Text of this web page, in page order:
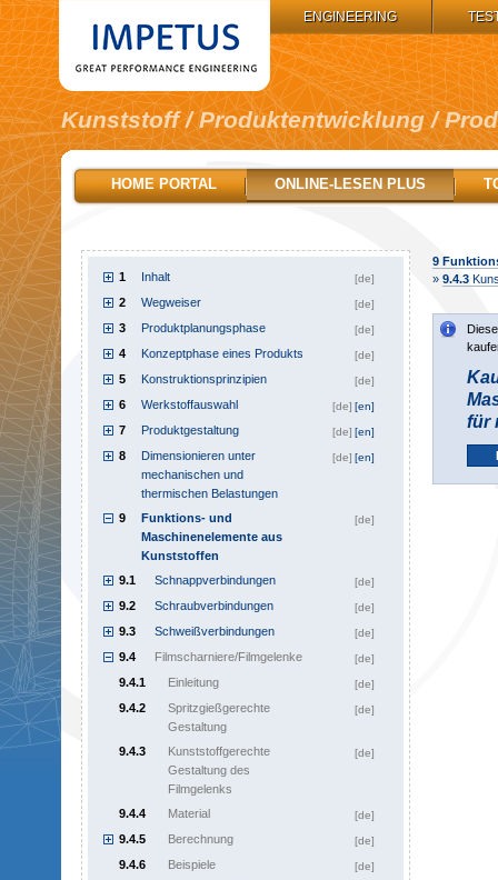
Kunststoff / Produktentwicklung /
9
» 9.4.3
1 Inhalt [de]
2 Wegweiser [de]
3 Produktplanungsphase [de]
4 Konzeptphase eines Produkts [de]
5 Konstruktionsprinzipien [de]
6 Werkstoffauswahl [en]
[de]
7 Produktgestaltung [en]
[de]
8
Dimensionieren unter
mechanischen und
thermischen Belastungen
[en]
[de]
9
Funktions- und
Maschinenelemente aus
Kunststoffen
[de]
9.1 Schnappverbindungen [de]
9.2 Schraubverbindungen [de]
9.3 Schweißverbindungen [de]
9.4 Filmscharniere/Filmgelenke [de]
9.4.1 Einleitung [de]
9.4.2
Spritzgießgerechte
Gestaltung
[de]
9.4.3
Kunststoffgerechte
Gestaltung des
Filmgelenks
[de]
9.4.4 Material [de]
9.4.5 Berechnung [de]
9.4.6 Beispiele [de]
für
HOME PORTAL ONLINE-LESEN PLUS
ENGINEERING